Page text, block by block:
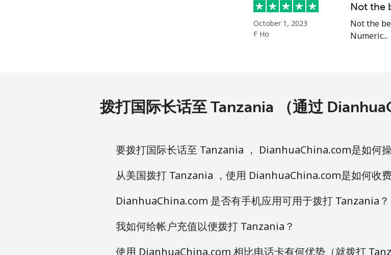
⁦154.9c⁩ 3 分钟
手机 ⁦41.9c⁩ 11 分
Turkmenistan
座机 ⁦40.9c⁩ 12 分钟
手机 ⁦50.9c⁩
October 1, 2023
F Ho
Not the
Not the
Numeric...
拨打国际长话至 Tanzania （通过
要拨打国际长话至 Tanzania ， DianhuaChina.com是如何
从美国拨打 Tanzania ，使用 DianhuaChina.com是如何收
DianhuaChina.com 是否有手机应用可用于拨打 Tanzania？
我如何给帐户充值以便拨打 Tanzania？
使用 DianhuaChina.com 相比电话卡有何优势（就拨打